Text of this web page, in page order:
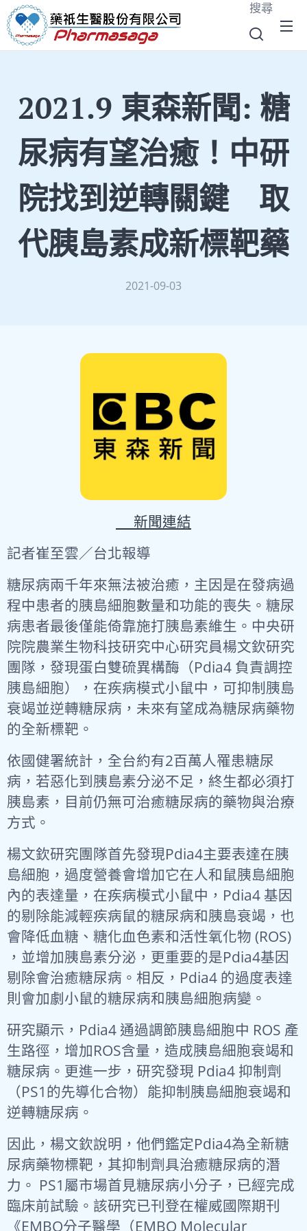
搜尋
2021.9 東森新聞: 糖
尿病有望治癒！中研
院找到逆轉關鍵 取
代胰島素成新標靶藥
2021-09-03
🔗新聞連結
記者崔至雲／台北報導
糖尿病兩千年來無法被治癒，主因是在發病過
程中患者的胰島細胞數量和功能的喪失。糖尿
病患者最後僅能倚靠施打胰島素維生。中央研
院院農業生物科技研究中心研究員楊文欽研究
團隊，發現蛋白雙硫異構酶（Pdia4 負責調控
胰島細胞），在疾病模式小鼠中，可抑制胰島
衰竭並逆轉糖尿病，未來有望成為糖尿病藥物
的全新標靶。
依國健署統計，全台約有2百萬人罹患糖尿
病，若惡化到胰島素分泌不足，終生都必須打
胰島素，目前仍無可治癒糖尿病的藥物與治療
方式。
楊文欽研究團隊首先發現Pdia4主要表達在胰
島細胞，過度營養會增加它在人和鼠胰島細胞
內的表達量，在疾病模式小鼠中，Pdia4 基因
的剔除能減輕疾病鼠的糖尿病和胰島衰竭，也
會降低血糖、糖化血色素和活性氧化物 (ROS)
，並增加胰島素分泌，更重要的是Pdia4基因
剔除會治癒糖尿病。相反，Pdia4 的過度表達
則會加劇小鼠的糖尿病和胰島細胞病變。
研究顯示，Pdia4 通過調節胰島細胞中 ROS 產
生路徑，增加ROS含量，造成胰島細胞衰竭和
糖尿病。更進一步，研究發現 Pdia4 抑制劑
（PS1的先導化合物）能抑制胰島細胞衰竭和
逆轉糖尿病。
因此，楊文欽說明，他們鑑定Pdia4為全新糖
尿病藥物標靶，其抑制劑具治癒糖尿病的潛
力。 PS1屬市場首見糖尿病小分子，已經完成
臨床前試驗。該研究已刊登在權威國際期刊
《EMBO分子醫學（EMBO Molecular